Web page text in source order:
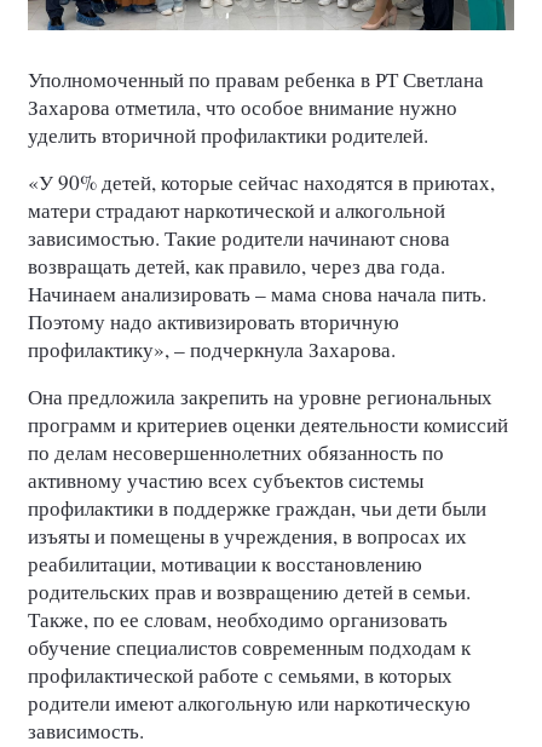
Уполномоченный по правам ребенка в РТ Светлана
Захарова отметила, что особое внимание нужно
уделить вторичной профилактики родителей.
«У 90% детей, которые сейчас находятся в приютах,
матери страдают наркотической и алкогольной
зависимостью. Такие родители начинают снова
возвращать детей, как правило, через два года.
Начинаем анализировать – мама снова начала пить.
Поэтому надо активизировать вторичную
профилактику», – подчеркнула Захарова.
Она предложила закрепить на уровне региональных
программ и критериев оценки деятельности комиссий
по делам несовершеннолетних обязанность по
активному участию всех субъектов системы
профилактики в поддержке граждан, чьи дети были
изъяты и помещены в учреждения, в вопросах их
реабилитации, мотивации к восстановлению
родительских прав и возвращению детей в семьи.
Также, по ее словам, необходимо организовать
обучение специалистов современным подходам к
профилактической работе с семьями, в которых
родители имеют алкогольную или наркотическую
зависимость.